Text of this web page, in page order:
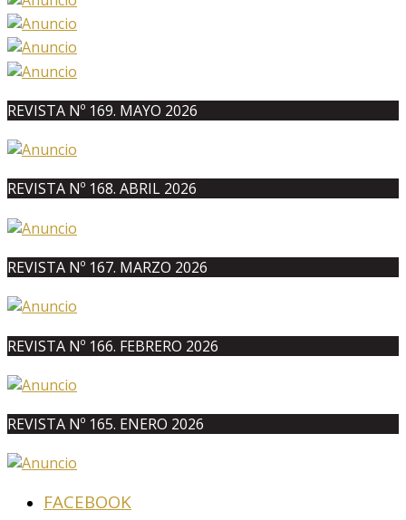
REVISTA Nº 169. MAYO 2026
REVISTA Nº 168. ABRIL 2026
REVISTA Nº 167. MARZO 2026
REVISTA Nº 166. FEBRERO 2026
REVISTA Nº 165. ENERO 2026
FACEBOOK